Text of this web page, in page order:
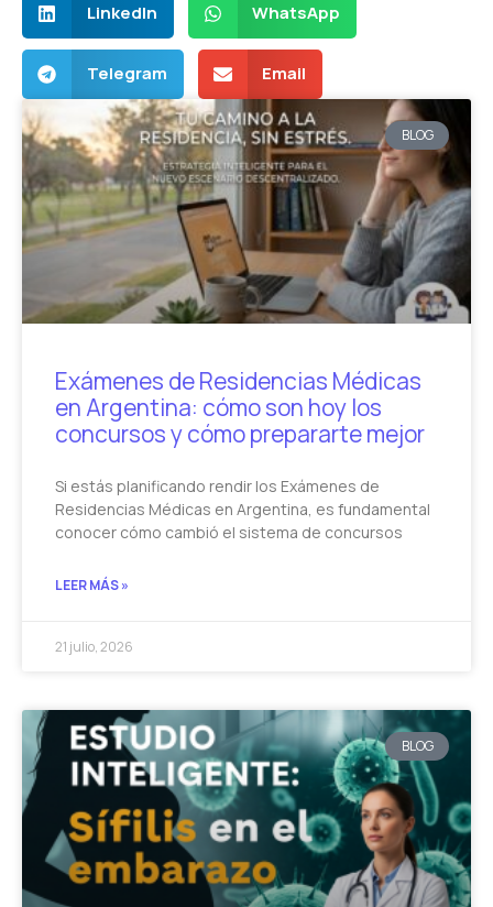
LinkedIn WhatsApp
Telegram Email
BLOG
Exámenes de Residencias Médicas
en Argentina: cómo son hoy los
concursos y cómo prepararte mejor
Si estás planificando rendir los Exámenes de
Residencias Médicas en Argentina, es fundamental
conocer cómo cambió el sistema de concursos
LEER MÁS »
21 julio, 2026
BLOG